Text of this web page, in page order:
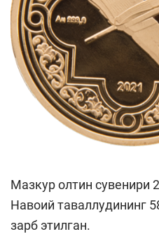
Мазкур олтин сувенири
Навоий таваллудининг
зарб этилган.